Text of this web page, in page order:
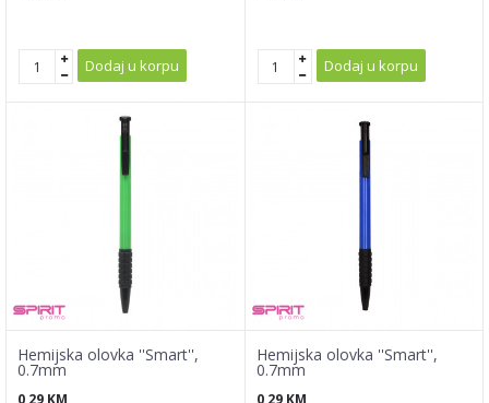
Dodaj u korpu Dodaj u korpu
Hemijska olovka ''Smart'',
0.7mm
0,29 KM
Hemijska olovka ''Smart'',
0.7mm
0,29 KM